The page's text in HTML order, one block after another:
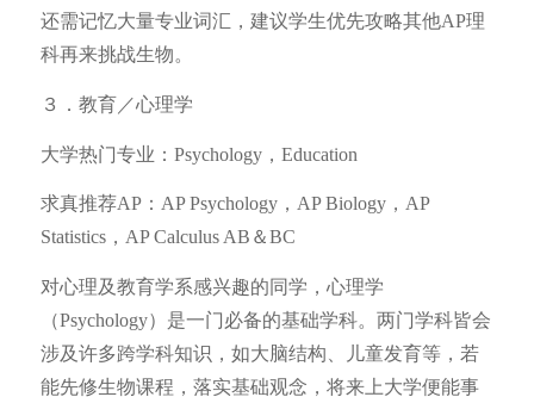
还需记忆大量专业词汇，建议学生优先攻略其他AP理
科再来挑战生物。
３．教育／心理学
大学热门专业：Psychology，Education
求真推荐AP：AP Psychology，AP Biology，AP
Statistics，AP Calculus AB＆BC
对心理及教育学系感兴趣的同学，心理学
（Psychology）是一门必备的基础学科。两门学科皆会
涉及许多跨学科知识，如大脑结构、儿童发育等，若
能先修生物课程，落实基础观念，将来上大学便能事